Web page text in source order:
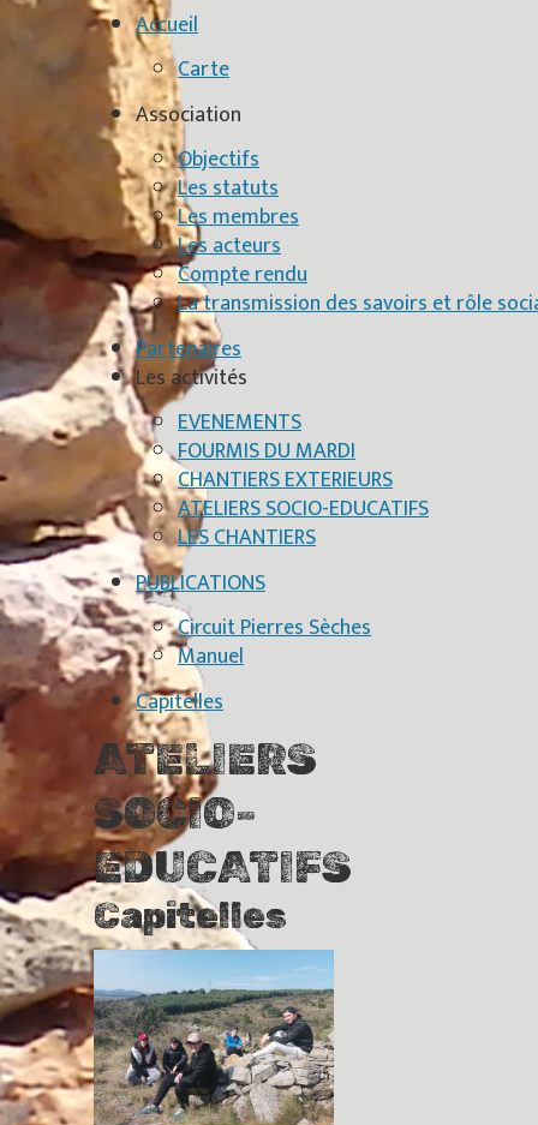
Accueil
Carte
Association
Objectifs
Les statuts
Les membres
Les acteurs
Compte rendu
La transmission des savoirs et rôle
Partenaires
Les activités
EVENEMENTS
FOURMIS DU MARDI
CHANTIERS EXTERIEURS
ATELIERS SOCIO-EDUCATIFS
LES CHANTIERS
PUBLICATIONS
Circuit Pierres Sèches
Manuel
Capitelles
ATELIERS
SOCIO-
EDUCATIFS
Capitelles